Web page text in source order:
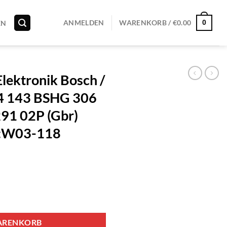
ANMELDEN WARENKORB /€0.00 0
Bosch /
143 BSHG 306
02P (Gbr)
118